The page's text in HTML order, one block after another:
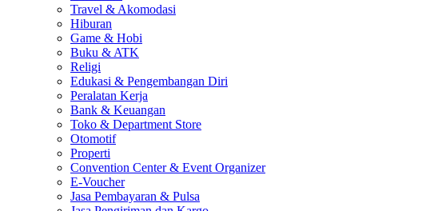
Travel & Akomodasi
Hiburan
Game & Hobi
Buku & ATK
Religi
Edukasi & Pengembangan Diri
Peralatan Kerja
Bank & Keuangan
Toko & Department Store
Otomotif
Properti
Convention Center & Event Organizer
E-Voucher
Jasa Pembayaran & Pulsa